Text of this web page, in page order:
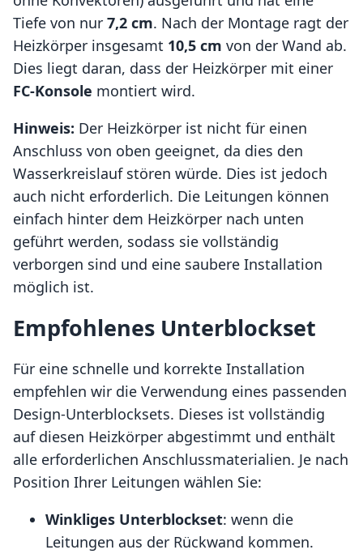
Tiefe von nur 7,2 cm. Nach der Montage ragt der
Heizkörper insgesamt 10,5 cm von der Wand ab.
Dies liegt daran, dass der Heizkörper mit einer
FC-Konsole montiert wird.
Hinweis: Der Heizkörper ist nicht für einen
Anschluss von oben geeignet, da dies den
Wasserkreislauf stören würde. Dies ist jedoch
auch nicht erforderlich. Die Leitungen können
einfach hinter dem Heizkörper nach unten
geführt werden, sodass sie vollständig
verborgen sind und eine saubere Installation
möglich ist.
Empfohlenes Unterblockset
Für eine schnelle und korrekte Installation
empfehlen wir die Verwendung eines passenden
Design-Unterblocksets. Dieses ist vollständig
auf diesen Heizkörper abgestimmt und enthält
alle erforderlichen Anschlussmaterialien. Je nach
Position Ihrer Leitungen wählen Sie:
Winkliges Unterblockset: wenn die
Leitungen aus der Rückwand kommen.